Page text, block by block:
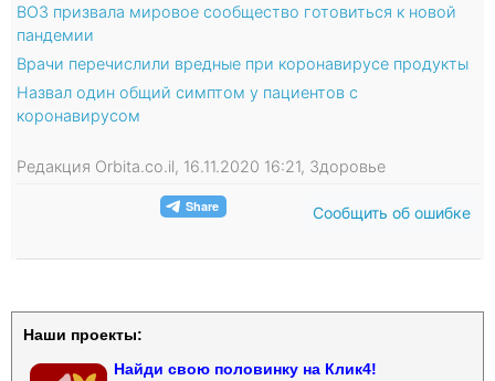
ВОЗ призвала мировое сообщество готовиться к новой
пандемии
Врачи перечислили вредные при коронавирусе продукты
Назвал один общий симптом у пациентов с
коронавирусом
Редакция Orbita.co.il, 16.11.2020 16:21, Здоровье
Сообщить об ошибке
Наши проекты:
Найди свою половинку на Клик4!